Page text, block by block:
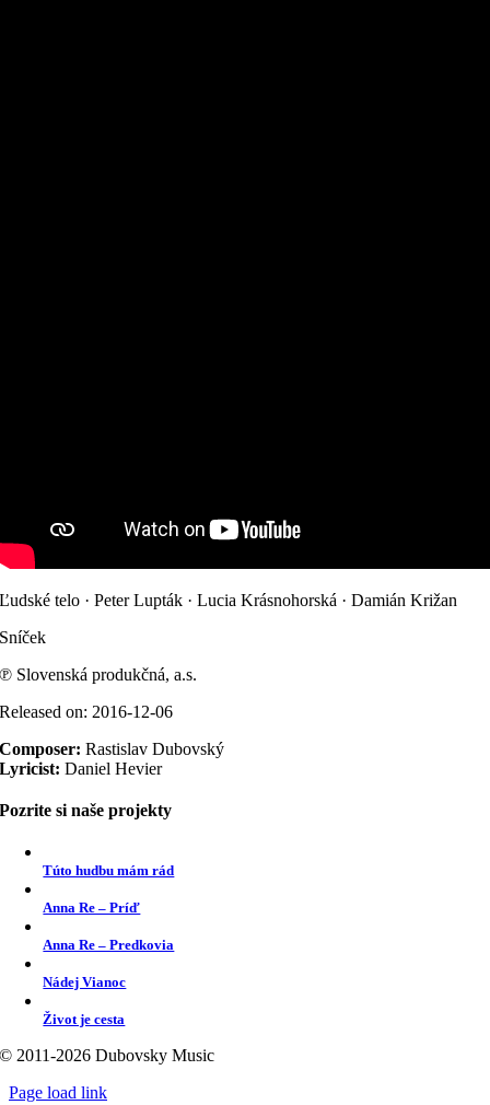
Ľudské telo · Peter Lupták · Lucia Krásnohorská · Damián Križan
Sníček
℗ Slovenská produkčná, a.s.
Released on: 2016-12-06
Composer: Rastislav Dubovský
Lyricist: Daniel Hevier
Pozrite si naše projekty
Túto hudbu mám rád
Anna Re – Príď
Anna Re – Predkovia
Nádej Vianoc
Život je cesta
© 2011-2026 Dubovsky Music
Page load link